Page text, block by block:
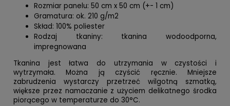
Rozmiar panelu: 50 cm x 50 cm (+- 1 cm)
Gramatura: ok. 210 g/m2
Skład: 100% poliester
Rodzaj tkaniny: tkanina wodoodporna,
impregnowana
Tkanina jest łatwa do utrzymania w czystości i
wytrzymała. Można ją czyścić ręcznie. Mniejsze
zabrudzenia wystarczy przetrzeć wilgotną szmatką,
większe przez namaczanie z użyciem delikatnego środka
piorącego w temperaturze do 30°C.